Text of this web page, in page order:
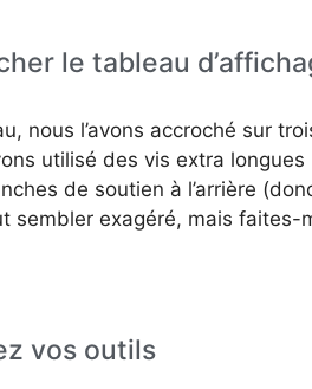
le tableau
nous l’avons accroché sur
utilisé des vis extra
de soutien à l’arrière
sembler exagéré, mais faites-
vos outils